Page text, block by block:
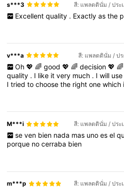
s***3 สี: แพลตตินั่ม / ประ
Excellent quality . Exactly as the
v***a สี: แพลตตินั่ม / ปร
Oh 💖 🌈 good 💖 🌈 decision 💖 🌈
quality . I like itvery much . Iwill use
Itriedtochoosethe rightonewhich i
M***i สี: แพลตตินั่ม / ประ
se ven bien nada mas uno es el
porque nocerraba bien
m***p สี: แพลตตินั่ม / ประ